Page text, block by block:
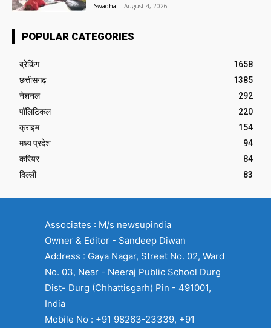
Swadha - August 4, 2026
POPULAR CATEGORIES
ब्रेकिंग
1658
छत्तीसगढ़
1385
नेशनल
292
पॉलिटिकल
220
क्राइम
154
मध्य प्रदेश
94
करियर
84
दिल्ली
83
Associates : M/s newsupindia
Owner & Editor - Sandeep Diwan
Address : Gaya Nagar, Street No. 02, Ward
No. 03, Near - Neeraj Public School Durg
Dist- Durg (Chhattisgarh) Pin - 491001,
India
Mobile No : +91 98263-23339, +91